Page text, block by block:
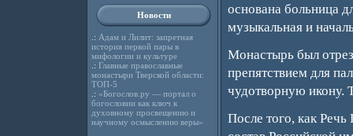
Новости
.: Адам и Лилит: запретная
история первой пары в
мифологии и культуре
.: Главные православные
монастыри Тверской области:
ТОП-5
.: «Богослов.ру — портал о
богословии как ключ к
духовному просвещению и
научному осмыслению веры»
основана больница
музыкальная и
Монастырь был
препятствием для
чудотворную икону.
После того, как